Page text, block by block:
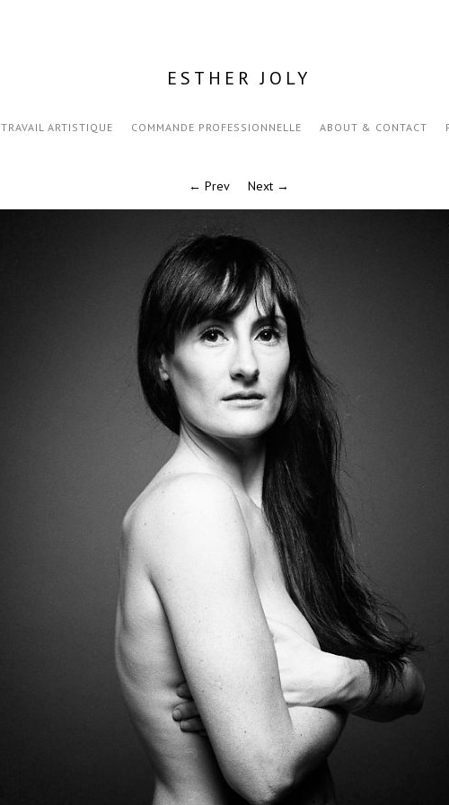
ESTHER JOLY
TRAVAIL ARTISTIQUE COMMANDE PROFESSIONNELLE ABOUT & CONTACT
← Prev Next →